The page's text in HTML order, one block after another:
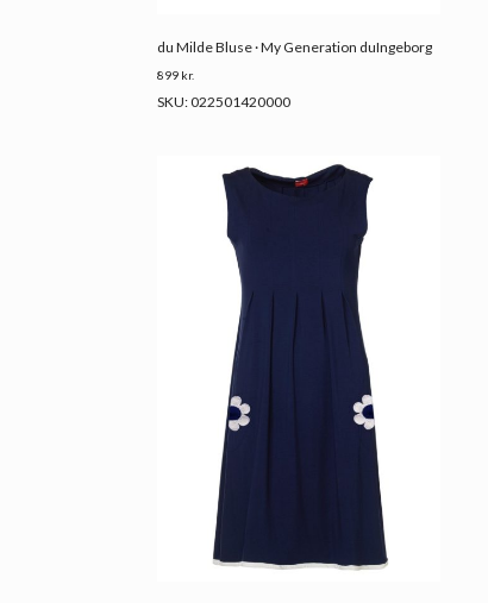
du Milde Bluse · My Generation duIngeborg
899 kr.
SKU: 022501420000